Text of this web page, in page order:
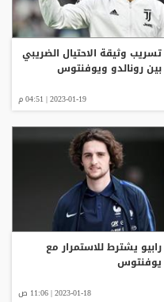
تسريب وثيقة الاحتيال الضريبي
بين رونالدو ويوفنتوس
2023-01-19 | 04:51 م
رابيو يشترط للاستمرار مع
يوفنتوس
2023-01-18 | 11:06 ص